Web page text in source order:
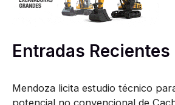
Entradas Recientes
Mendoza licita estudio técnico